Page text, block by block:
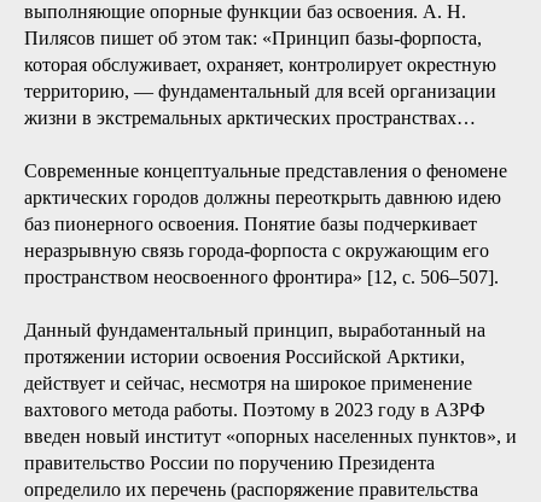
рушились, если отношение к этим трем профессиям существенно
менялось в худшую сторону» [11].
Поддержание жизнеобеспечивающей
инфраструктуры опорных населенных
пунктов АЗРФ, создающей условия для
нормальной жизни и работы
Арктики играли остроги, а затем города и поселки,
выполняющие опорные функции баз освоения. А. Н.
Пилясов пишет об этом так: «Принцип базы-форпоста,
которая обслуживает, охраняет, контролирует окрестную
территорию, — фундаментальный для всей организации
жизни в экстремальных арктических пространствах…